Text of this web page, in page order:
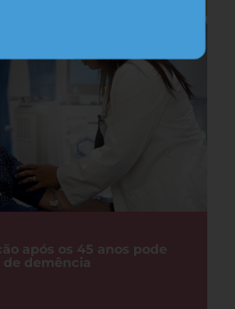
após os 45 anos pode
demência